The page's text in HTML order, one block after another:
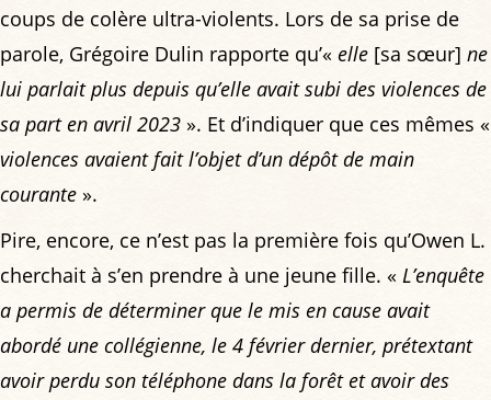
coups de colère ultra-violents. Lors de sa prise de
parole, Grégoire Dulin rapporte qu’« elle [sa sœur] ne
lui parlait plus depuis qu’elle avait subi des violences de
sa part en avril 2023 ». Et d’indiquer que ces mêmes «
violences avaient fait l’objet d’un dépôt de main
courante ».
Pire, encore, ce n’est pas la première fois qu’Owen L.
cherchait à s’en prendre à une jeune fille. « L’enquête
a permis de déterminer que le mis en cause avait
abordé une collégienne, le 4 février dernier, prétextant
avoir perdu son téléphone dans la forêt et avoir des